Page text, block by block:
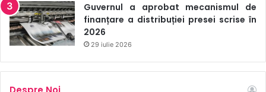
Guvernul a aprobat mecanismul de
finanțare a distribuției presei scrise în
2026
29 iulie 2026